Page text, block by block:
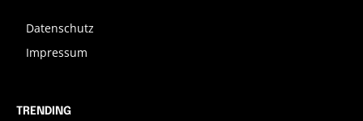
Datenschutz
Impressum
TRENDING